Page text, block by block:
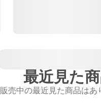
最近見た
販売中の最近見た商品はあ